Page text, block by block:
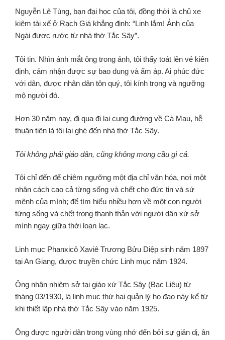
Nguyễn Lê Tùng, bạn đại học của tôi, đồng thời là chủ xe
kiêm tài xế ở Rạch Giá khẳng định: “Linh lắm! Ảnh của
Ngài được rước từ nhà thờ Tắc Sậy”.
Tôi tin. Nhìn ánh mắt ông trong ảnh, tôi thấy toát lên vẻ kiên
định, cảm nhận được sự bao dung và ấm áp. Ai phúc đức
với dân, được nhân dân tôn quý, tôi kính trọng và ngưỡng
mộ người đó.
Hơn 30 năm nay, đi qua đi lại cung đường về Cà Mau, hễ
thuận tiện là tôi lại ghé đến nhà thờ Tắc Sậy.
Tôi không phải giáo dân, cũng không mong cầu gì cả.
Tôi chỉ đến để chiêm ngưỡng một địa chỉ văn hóa, nơi một
nhân cách cao cả từng sống và chết cho đức tin và sứ
mệnh của mình; để tìm hiểu nhiều hơn về một con người
từng sống và chết trong thanh thản với người dân xứ sở
mình ngay giữa thời loạn lạc.
Linh mục Phanxicô Xaviê Trương Bửu Diệp sinh năm 1897
tại An Giang, được truyền chức Linh mục năm 1924.
Ông nhận nhiệm sở tại giáo xứ Tắc Sậy (Bạc Liêu) từ
tháng 03/1930, là linh mục thứ hai quản lý họ đạo này kể từ
khi thiết lập nhà thờ Tắc Sậy vào năm 1925.
Ông được người dân trong vùng nhớ đến bởi sự giản dị, ân